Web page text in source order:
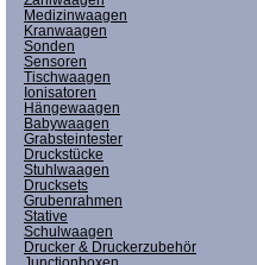
Medizinwaagen
Kranwaagen
Sonden
Sensoren
Tischwaagen
Ionisatoren
Hängewaagen
Babywaagen
Grabsteintester
Druckstücke
Stuhlwaagen
Drucksets
Grubenrahmen
Stative
Schulwaagen
Drucker & Druckerzubehör